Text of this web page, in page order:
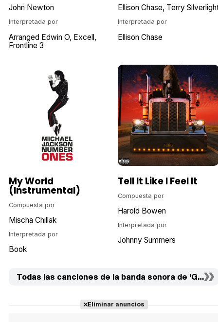
John Newton
Interpretada por
Arranged Edwin O Excell
Frontline 3
Ellison Chase Terry
Interpretada por
Ellison Chase
My World
(Instrumental)
Compuesta por
Mischa Chillak
Interpretada por
Book
Tell It Like I Feel It
Compuesta por
Harold Bowen
Interpretada por
Johnny Summers
Todas las canciones de la banda sonora de
Eliminar anuncios